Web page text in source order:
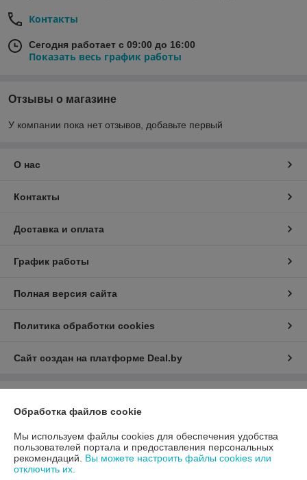
Контакты
Сегодня работает с 09:00 до 16:00
Показать весь график работы
Отзывы о магазине
У компании пока нет отзывов, добавьте первый
О нас
Контакты
Доставка и оплата
График работы
Полная версия сайта
Политика обработки cookies
Сайт создан на платформе Deal.by
220037, г. Минск, ул. Аннаева 84/7,комната 1-6
Регистрационный номер ЕГР: 193597061
Обработка файлов cookie
Мы используем файлы cookies для обеспечения удобства
пользователей портала и предоставления персональных
рекомендаций. Вы можете настроить файлы cookies или
отключить их.